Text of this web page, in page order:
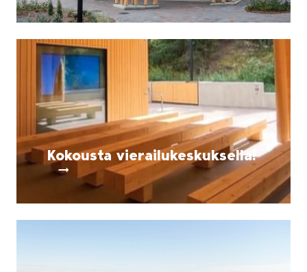
Kokousta vierailukeskuksella!